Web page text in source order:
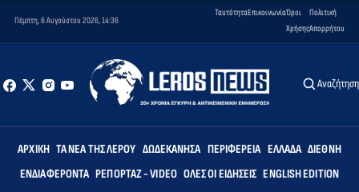
Πέμπτη, 6 Αυγούστου 2026, 14:36
ΤαυτότηταΕπικοινωνίαΌροι
Χρήσης
Πολιτική
Απορρήτου
Αναζήτηση
ΑΡΧΙΚΉ ΤΑ ΝΈΑ ΤΗΣ ΛΈΡΟΥ ΔΩΔΕΚΆΝΗΣΑ ΠΕΡΙΦΈΡΕΙΑ ΕΛΛΆΔΑ ΔΙΕΘΝΉ
ΕΝΔΙΑΦΈΡΟΝΤΑ ΡΕΠΟΡΤΆΖ - VIDEO ΌΛΕΣ ΟΙ ΕΙΔΉΣΕΙΣ ENGLISH EDITION